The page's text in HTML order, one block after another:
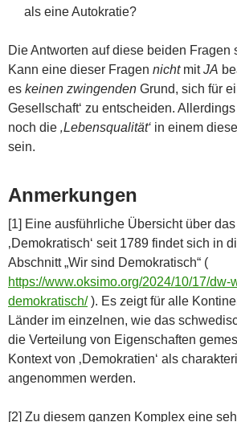
als eine Autokratie?
Die Antworten auf diese beiden Fragen
Kann eine dieser Fragen nichtmitJA
es keinen zwingenden Grund, sich für
Gesellschaft‘ zu entscheiden.
noch die ‚Lebensqualität‘ in einem
sein.
Anmerkungen
[1] Eine ausführliche Übersicht über
‚Demokratisch‘ seit 1789 findet sich in
Abschnitt „Wir sind Demokratisch“ (
https://www.oksimo.org/2024/10/17/dw-
demokratisch/). Es zeigt für alle
Länder im einzelnen, wie das
die Verteilung von Eigenschaften
Kontext von ‚Demokratien‘ als
angenommen werden.
[2] Zu diesem ganzen Komplex eine